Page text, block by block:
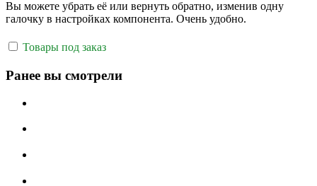
Вы можете убрать её или вернуть обратно, изменив одну
галочку в настройках компонента. Очень удобно.
Товары под заказ
Ранее вы смотрели